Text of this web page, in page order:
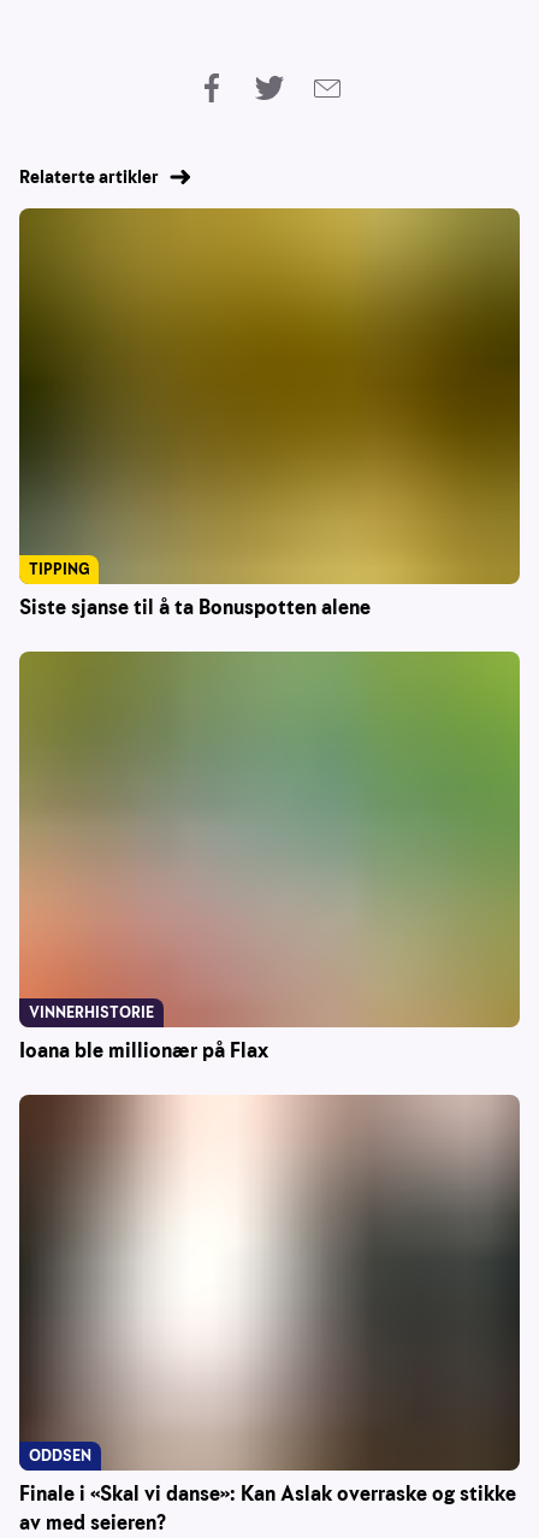
Relaterte artikler
Siste sjanse til å ta Bonuspotten alene
TIPPING
Ioana ble millionær på Flax
VINNERHISTORIE
Finale i «Skal vi danse»: Kan Aslak overraske og stikke
av med seieren?
ODDSEN